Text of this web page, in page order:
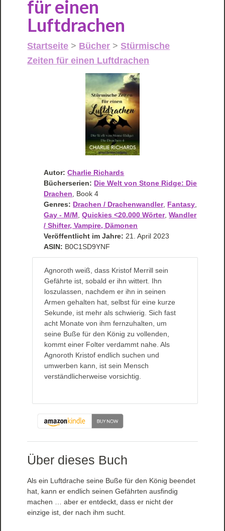
für einen
Luftdrachen
Startseite > Bücher >Stürmische
Zeiten für einen Luftdrachen
Autor: Charlie Richards
Bücherserien: Die Welt von Stone Ridge: Die
Drachen, Book 4
Genres: Drachen / Drachenwandler, Fantasy,
Gay - M/M,Quickies <20.000 Wörter,Wandler
/ Shifter, Vampire, Dämonen
Veröffentlicht im Jahre: 21. April 2023
ASIN: B0C1SD9YNF
Agnoroth weiß, dass Kristof Merrill sein
Gefährte ist, sobald er ihn wittert. Ihn
loszulassen, nachdem er ihn in seinen
Armen gehalten hat, selbst für eine kurze
Sekunde, ist mehr als schwierig. Sich fast
acht Monate von ihm fernzuhalten, um
seine Buße für den König zu vollenden,
kommt einer Folter verdammt nahe. Als
Agnoroth Kristof endlich suchen und
umwerben kann, ist sein Mensch
verständlicherweise vorsichtig.
Über dieses Buch
Als ein Luftdrache seine Buße für den König beendet
hat, kann er endlich seinen Gefährten ausfindig
machen … aber er entdeckt, dass er nicht der
einzige ist, der nach ihm sucht.